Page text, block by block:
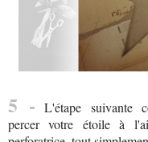
5 - L'étape suivante
percer votre étoile à